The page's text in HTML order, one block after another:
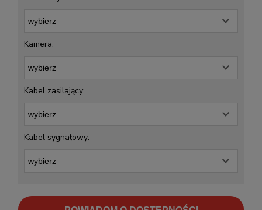
Kamera:
Kabel zasilający:
Kabel sygnałowy: